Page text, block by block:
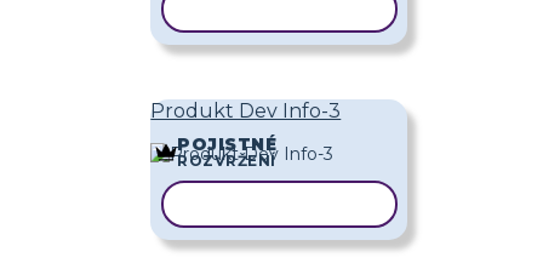
Produkt Dev Info-3
POJISTNÉ
ROZVRŽENÍ